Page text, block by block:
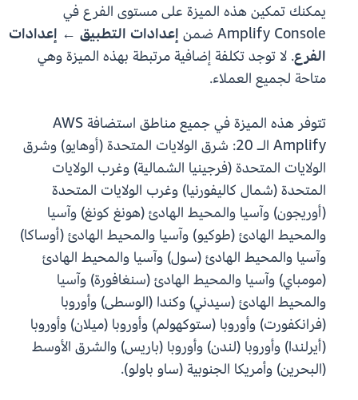
يمكنك تمكين هذه الميزة على مستوى الفرع في
Amplify Console ضمن
إعدادات التطبيق ← إعدادات
الفرع. لا توجد تكلفة إضافية مرتبطة بهذه الميزة وهي
متاحة لجميع العملاء.
تتوفر هذه الميزة في جميع مناطق استضافة AWS
Amplify الـ 20: شرق الولايات المتحدة (أوهايو) وشرق
الولايات المتحدة (فرجينيا الشمالية) وغرب الولايات
المتحدة (شمال كاليفورنيا) وغرب الولايات المتحدة
(أوريجون) وآسيا والمحيط الهادئ (هونغ كونغ) وآسيا
والمحيط الهادئ (طوكيو) وآسيا والمحيط الهادئ (أوساكا)
وآسيا والمحيط الهادئ (سول) وآسيا والمحيط الهادئ
(مومباي) وآسيا والمحيط الهادئ (سنغافورة) وآسيا
والمحيط الهادئ (سيدني) وكندا (الوسطى) وأوروبا
(فرانكفورت) وأوروبا (ستوكهولم) وأوروبا (ميلان) وأوروبا
(أيرلندا) وأوروبا (لندن) وأوروبا (باريس) والشرق الأوسط
(البحرين) وأمريكا الجنوبية (ساو باولو).